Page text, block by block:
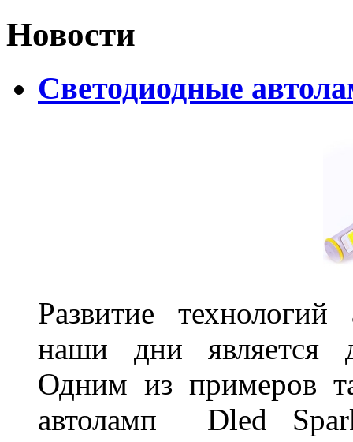
Новости
Светодиодные
Развитие
наши дни является
Одним из примеров
автоламп Dled